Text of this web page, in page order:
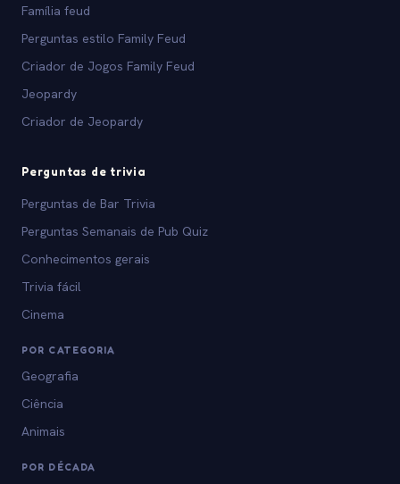
Família feud
Perguntas estilo Family Feud
Criador de Jogos Family Feud
Jeopardy
Criador de Jeopardy
Perguntas de trivia
Perguntas de Bar Trivia
Perguntas Semanais de Pub Quiz
Conhecimentos gerais
Trivia fácil
Cinema
POR CATEGORIA
Geografia
Ciência
Animais
POR DÉCADA